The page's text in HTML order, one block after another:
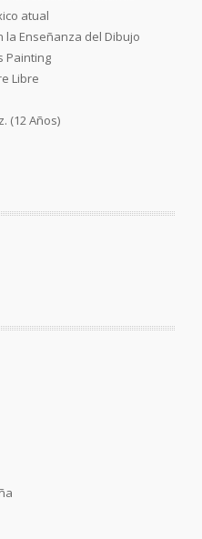
atual
la Enseñanza del Dibujo
Painting
Libre
(12 Años)